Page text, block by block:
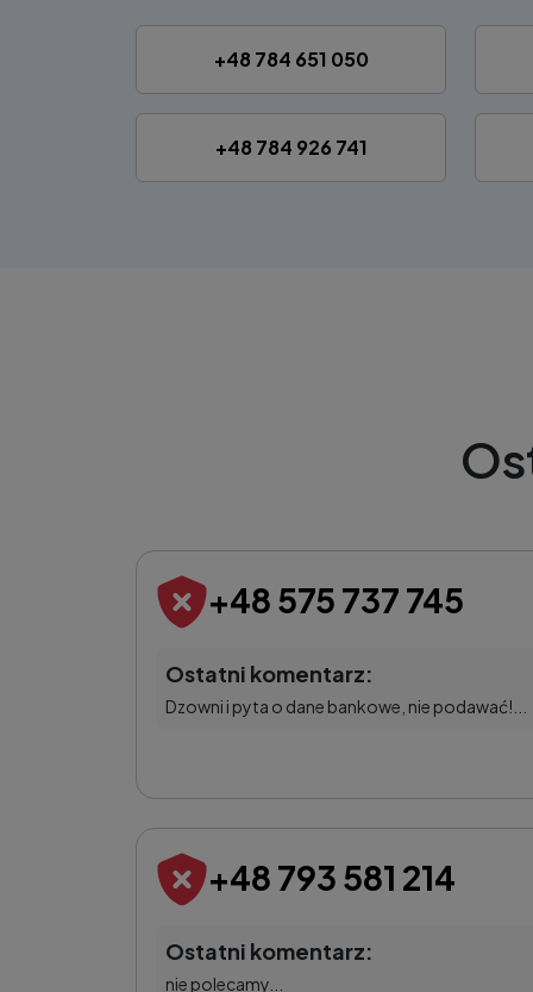
+48 784 651 050
+48 784 926 741
+48 575 737 745
Ostatni komentarz:
Dzowni i pyta o dane bankowe, nie podawać!...
+48 793 581 214
Ostatni komentarz:
nie polecamy...